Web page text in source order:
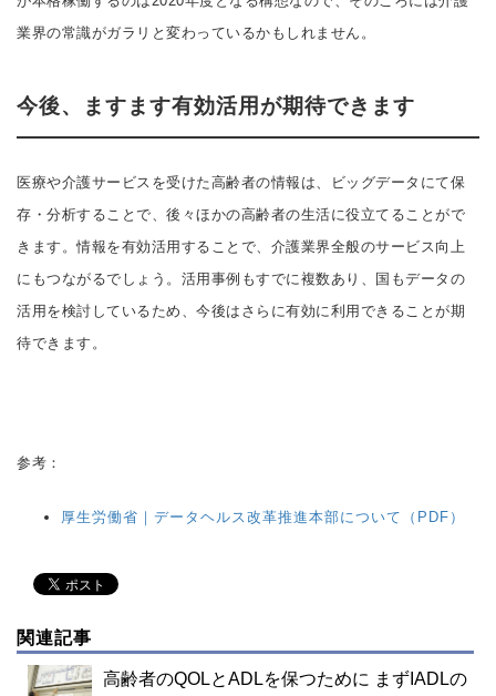
業界の常識がガラリと変わっているかもしれません。
今後、ますます有効活用が期待できます
医療や介護サービスを受けた高齢者の情報は、ビッグデータにて保
存・分析することで、後々ほかの高齢者の生活に役立てることがで
きます。情報を有効活用することで、介護業界全般のサービス向上
にもつながるでしょう。活用事例もすでに複数あり、国もデータの
活用を検討しているため、今後はさらに有効に利用できることが期
待できます。
参考：
厚生労働省｜データヘルス改革推進本部について（PDF）
関連記事
高齢者のQOLとADLを保つために まずIADLの